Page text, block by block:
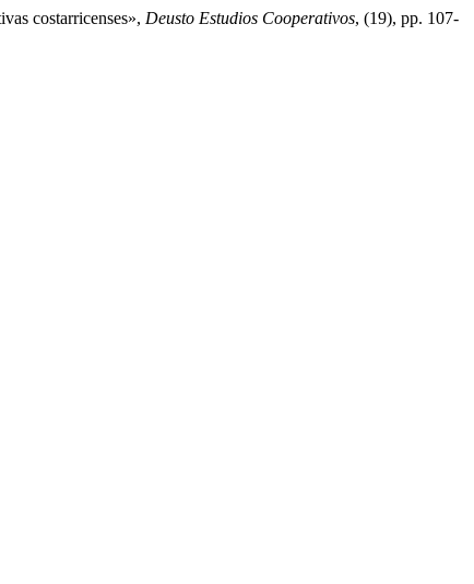
costarricenses», Deusto Estudios Cooperativos, (19), pp. 107-